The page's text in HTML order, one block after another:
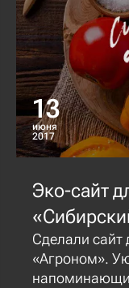
13
июня
2017
Эко-сайт
Сделали сайт
«Агроном».